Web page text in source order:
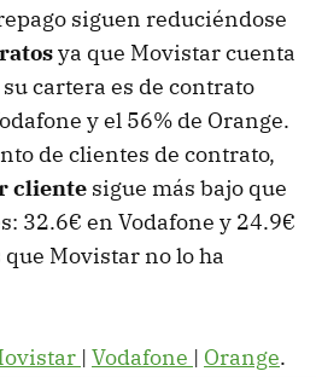
siguen reduciéndose
ya que Movistar cuenta
cartera es de contrato
y el 56% de Orange.
de clientes de contrato,
cliente sigue más bajo que
32.6€ en Vodafone y 24.9€
Movistar no lo ha
| Vodafone | Orange.